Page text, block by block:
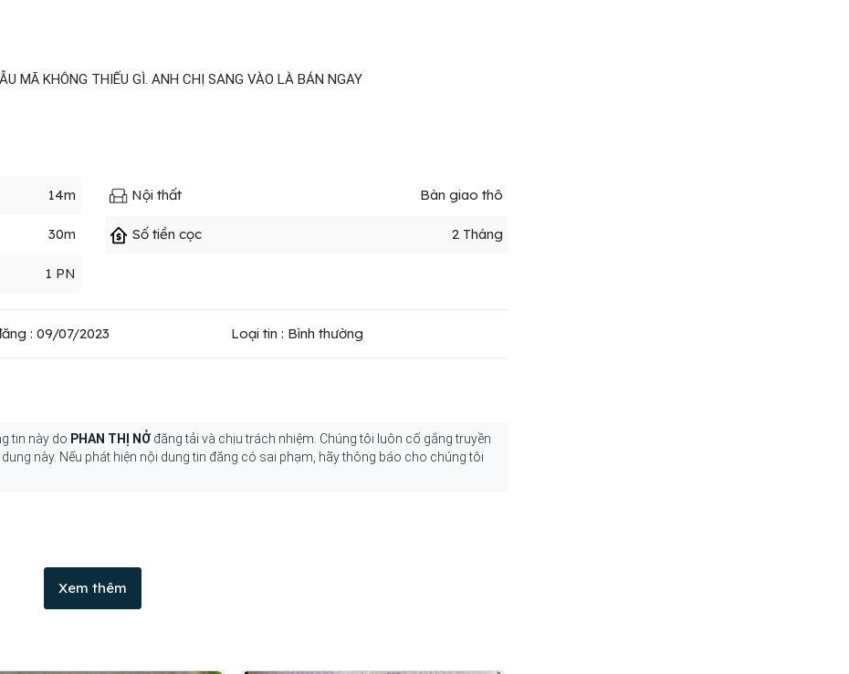
MÃ KHÔNG THIẾU GÌ. ANH CHỊ SANG VÀO LÀ BÁN NGAY
14m
30m
1 PN
Nội thất Bàn giao thô
Số tiền cọc 2 Tháng
: 09/07/2023 Loại tin : Bình thường
tin này do PHAN THỊ NỞ đăng tải và chịu trách nhiệm. Chúng tôi luôn cố gắng truyền
này. Nếu phát hiện nội dung tin đăng có sai phạm, hãy thông báo cho chúng tôi
Xem thêm